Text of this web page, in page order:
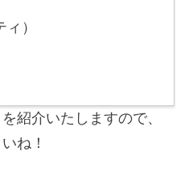
）
紹介いたしますので、
ね！